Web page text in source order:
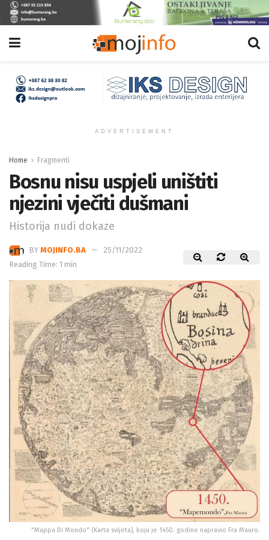
ADVERTISEMENT
Home Fragmenti
Bosnu nisu uspjeli uništiti
njezini vječiti dušmani
Historija nudi dokaze
BY MOJINFO.BA
25/11/2022
Reading Time: 1 min
"Mappa Di Mondo" (Karta svijeta), koju je 1450. godine napravio Fra Mauro.